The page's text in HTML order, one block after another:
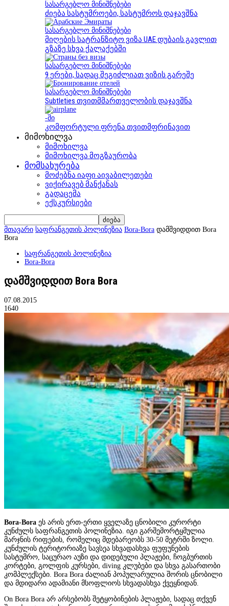
სასარგებლო მინიშნებები
ძიება სასტუმროები, სასტუმროს დაჯავშნა
სასარგებლო მინიშნებები
მიღების სატრანზიტო ვიზა UAE დუბაის გავლით
გზაზე სხვა ქალაქებში
სასარგებლო მინიშნებები
9 ერები, სადაც შეგიძლიათ ვიზის გარეშე
სასარგებლო მინიშნებები
Subtleties თვითმმართველობის დაჯავშნა
-ში
კომფორტული ფრენა თვითმფრინავით
მიმოხილვა
მიმოხილვა
მიმოხილვა მოგზაურობა
მომსახურება
მოძებნა იაფი აივაბილეთები
ვიქირავებ მანქანას
გადაცემა
ექსკურსიები
მთავარი საფრანგეთის პოლინეზია Bora-Bora დამშვიდდით Bora
Bora
საფრანგეთის პოლინეზია
Bora-Bora
დამშვიდდით Bora Bora
07.08.2015
1640
Bora-Bora ეს არის ერთ-ერთი ყველაზე ცნობილი კურორტი
კუნძულს საფრანგეთის პოლინეზია. იგი გარშემორტყმულია
მარჯნის რიფების, რომელიც მდებარეობს 30-50 მეტრში ზოლი.
კუნძულის ტერიტორიაზე სავსეა სხვადასხვა ფუფუნების
სასტუმრო, საცურაო აუზი და დიდებული პლაჟები, ჩოგბურთის
კორტები, გოლფის კურსები, diving კლუბები და სხვა გასართობი
კომპლექსები. Bora Bora ძალიან პოპულარულია შორის ცნობილი
და მდიდარი ადამიანი მსოფლიოს სხვადასხვა ქვეყნიდან.
On Bora Bora არ არსებობს შეტყობინების პლაჟები, სადაც თქვენ